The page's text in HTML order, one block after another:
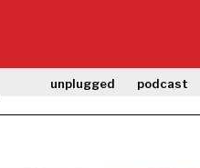
unplugged podcast